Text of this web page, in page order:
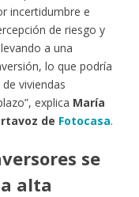
incertidumbre e
de riesgo y
a una
lo que podría
viviendas
explica María
de Fotocasa.
se
alta